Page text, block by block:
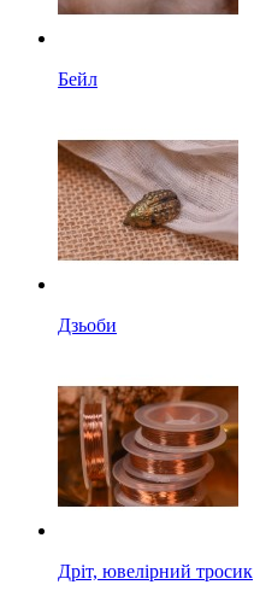
Бейл
Дзьоби
Дріт, ювелірний тросик